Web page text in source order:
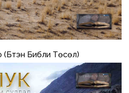
(Бүтэн Библи Төсөл)